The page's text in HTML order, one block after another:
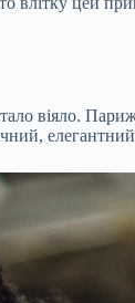
віяло.